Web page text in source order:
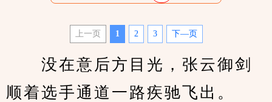
上一页 1 2 3 下—页
没在意后方目光，张云御剑
顺着选手通道一路疾驰飞出。